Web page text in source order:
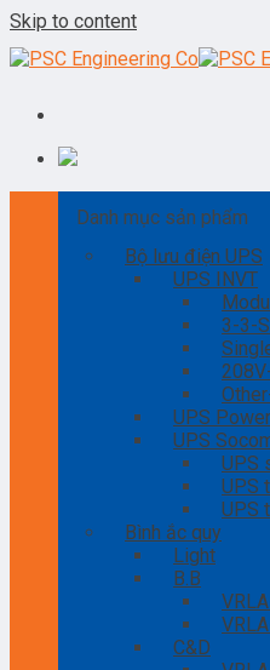
Skip to content
Danh mục sản phẩm
Bộ lưu điện UPS
UPS INVT
3-3-
UPS
UPS
UPS
UPS
UPS
Bình ắc quy
Light
B.B
C&D